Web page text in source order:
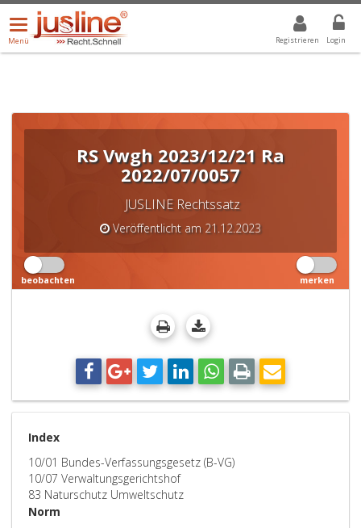
Registrieren Login
Menü
öffnen/schließen
Menü
ALLE DROPDOWN: GEWÄHLTER WERT IST ALLE
RS Vwgh 2023/12/21 Ra
2022/07/0057
JUSLINE Rechtssatz
Veröffentlicht am 21.12.2023
beobachten merken
Index
10/01 Bundes-Verfassungsgesetz (B-VG)
10/07 Verwaltungsgerichtshof
83 Naturschutz Umweltschutz
Norm